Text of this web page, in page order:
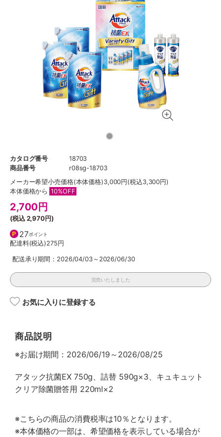
カタログ番号
18703
商品番号
r08sg-18703
メーカー希望小売価格(本体価格)3,000円(税込3,300円)
本体価格から 10%OFF
2,700 円
(税込2,970円)
27ポイント
配達料(税込)275円
配送承り期間：2026/04/03～2026/06/30
完売いたしました
お気に入りに登録する
商品説明
※お届け期間：2026/06/19～2026/08/25
アタック抗菌EX 750g、詰替 590g×3、キュキュット
クリア除菌贈答用 220ml×2
※こちらの商品の消費税率は10％となります。
※本体価格の一部は、希望価格を表示している場合が